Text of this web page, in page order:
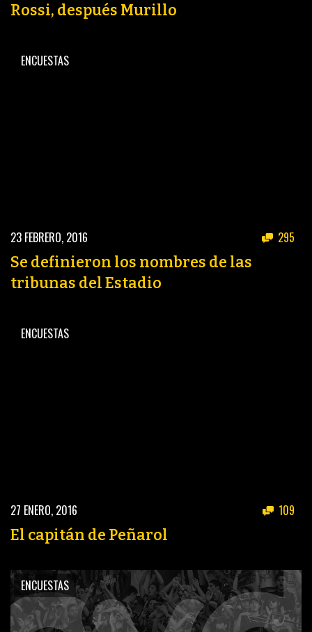
Rossi, después Murillo
ENCUESTAS
23 FEBRERO, 2016 295
Se definieron los nombres de las
tribunas del Estadio
ENCUESTAS
27 ENERO, 2016 109
El capitán de Peñarol
ENCUESTAS